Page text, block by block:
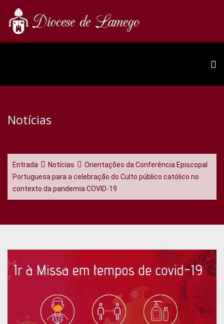
Notícias
Entrada Notícias
Orientações da Conferência Episcopal
Portuguesa para a celebração do Culto público católico no
contexto da pandemia COVID-19